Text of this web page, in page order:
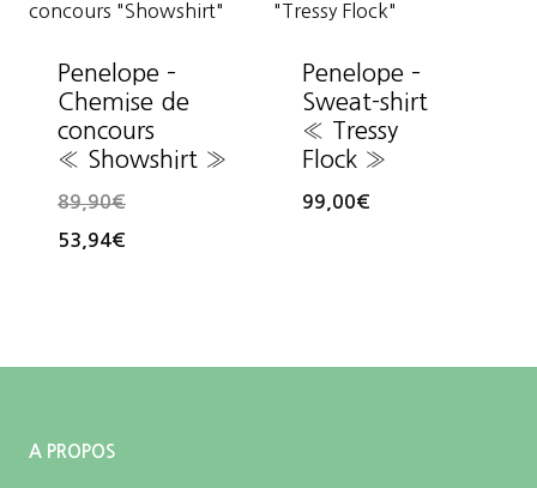
Penelope –
Chemise de
concours
« Showshirt »
89,90€
53,94€
Penelope –
Sweat-shirt
« Tressy
Flock »
99,00€
A PROPOS